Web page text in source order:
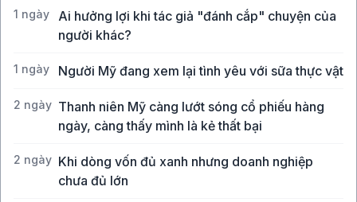
1 ngày
Ai hưởng lợi khi tác giả "đánh cắp" chuyện của
người khác?
1 ngày Người Mỹ đang xem lại tình yêu với sữa thực vật
2 ngày Thanh niên Mỹ càng lướt sóng cổ phiếu hàng
ngày, càng thấy mình là kẻ thất bại
2 ngày Khi dòng vốn đủ xanh nhưng doanh nghiệp
chưa đủ lớn